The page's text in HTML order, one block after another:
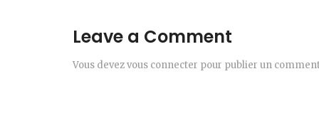
Leave a Comment
Vous devezvous connecter pour publier un